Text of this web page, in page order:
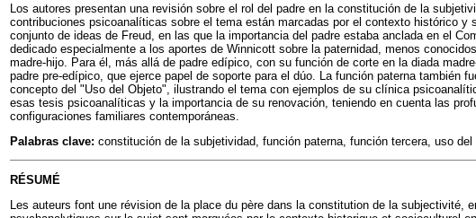
Los autores presentan una revisión sobre el rol del padre en la constitución de la
contribuciones psicoanalíticas sobre el tema están marcadas por el contexto histórico y
conjunto de ideas de Freud, en las que la importancia del padre estaba anclada en el
dedicado especialmente a los aportes de Winnicott sobre la paternidad, menos
madre-hijo. Para él, más allá de padre edípico, con su función de corte en la diada
padre pre-edípico, que ejerce papel de soporte para el dúo. La función paterna también
concepto del "Uso del Objeto", ilustrando el tema con ejemplos de su clínica
esas tesis psicoanalíticas y la importancia de su renovación, teniendo en cuenta las
configuraciones familiares contemporáneas.
Palabras clave: constitución de la subjetividad, función paterna, función tercera, uso del
RÉSUMÉ
Les auteurs font une révision de la place du père dans la constitution de la subjectivité,